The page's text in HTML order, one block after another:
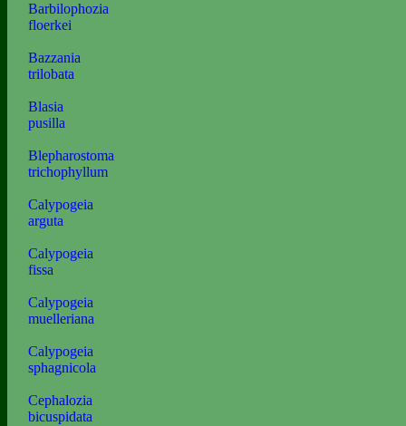
Barbilophozia
floerkei
Bazzania
trilobata
Blasia
pusilla
Blepharostoma
trichophyllum
Calypogeia
arguta
Calypogeia
fissa
Calypogeia
muelleriana
Calypogeia
sphagnicola
Cephalozia
bicuspidata